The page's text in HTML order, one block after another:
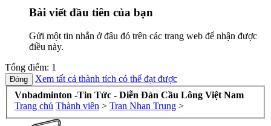
Bài viết đầu tiên của bạn
Gửi một tin nhắn ở đâu đó trên các trang web để nhận được
điều này.
Tổng điểm: 1
Xem tất cả thành tích có thể đạt được
Vnbadminton -Tin Tức - Diễn Đàn Cầu Lông Việt Nam
Trang chủ Thành viên > Tran Nhan Trung >